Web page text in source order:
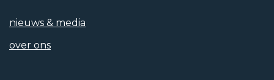
nieuws & media
over ons